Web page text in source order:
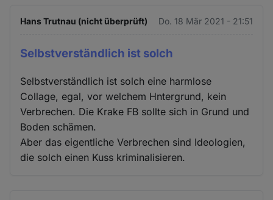
Hans Trutnau (nicht überprüft) Do. 18 Mär 2021 - 21:51
Selbstverständlich ist solch
Selbstverständlich ist solch eine harmlose
Collage, egal, vor welchem Hntergrund, kein
Verbrechen. Die Krake FB sollte sich in Grund und
Boden schämen.
Aber das eigentliche Verbrechen sind Ideologien,
die solch einen Kuss kriminalisieren.
Cookies